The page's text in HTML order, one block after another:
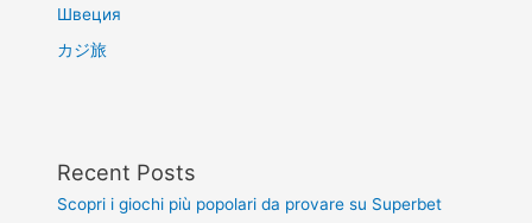
Швеция
カジ旅
Recent Posts
Scopri i giochi più popolari da provare su Superbet